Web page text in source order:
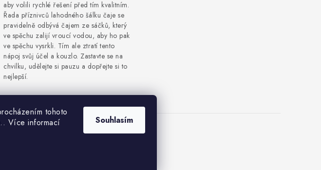
tohoto
Více informací
Souhlasím
aby volili rychlé řešení před tím kvalitním.
Řada příznivců lahodného šálku čaje se
pravidelně odbývá čajem ze sáčků, který
ve spěchu zalijí vroucí vodou, aby ho pak
ve spěchu vysrkli. Tím ale ztratí tento
nápoj svůj účel a kouzlo. Zastavte se na
chvilku, udělejte si pauzu a dopřejte si to
nejlepší.